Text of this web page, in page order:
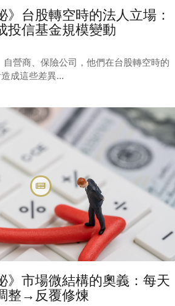
》台股轉空時的法人立場：
投信基金規模變動
營商、保險公司，他們在台股轉空時的
成這些差異...
》市場微結構的奧義：每天
整→反覆修煉